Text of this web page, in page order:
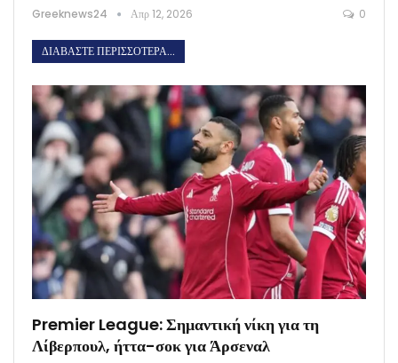
Greeknews24 Απρ 12, 2026 0
ΔΙΑΒΆΣΤΕ ΠΕΡΙΣΣΌΤΕΡΑ...
Premier League: Σημαντική νίκη για τη
Λίβερπουλ, ήττα-σοκ για Άρσεναλ